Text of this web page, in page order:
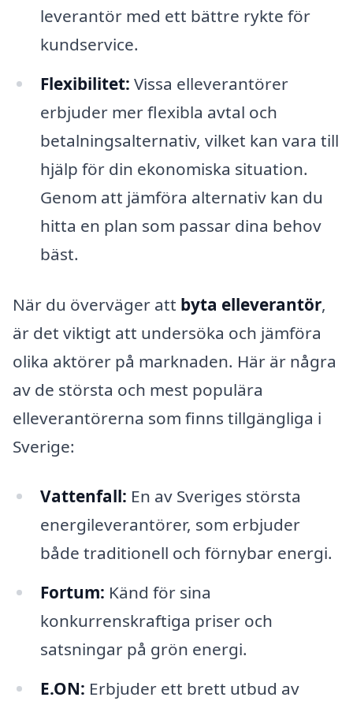
leverantör med ett bättre rykte för
kundservice.
Flexibilitet: Vissa elleverantörer
erbjuder mer flexibla avtal och
betalningsalternativ, vilket kan vara till
hjälp för din ekonomiska situation.
Genom att jämföra alternativ kan du
hitta en plan som passar dina behov
bäst.
När du överväger att byta elleverantör,
är det viktigt att undersöka och jämföra
olika aktörer på marknaden. Här är några
av de största och mest populära
elleverantörerna som finns tillgängliga i
Sverige:
Vattenfall: En av Sveriges största
energileverantörer, som erbjuder
både traditionell och förnybar energi.
Fortum: Känd för sina
konkurrenskraftiga priser och
satsningar på grön energi.
E.ON: Erbjuder ett brett utbud av